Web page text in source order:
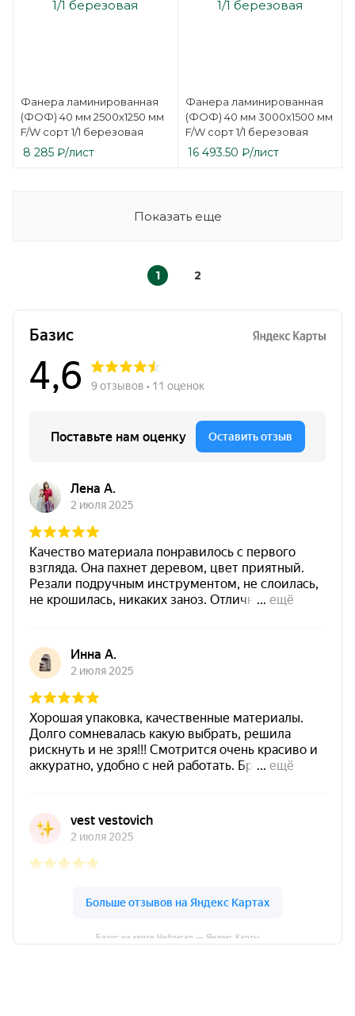
Фанера ламинированная
(ФОФ) 40 мм 2500х1250 мм
F/W сорт 1/1 березовая
8 285 ₽/лист
Фанера ламинированная
(ФОФ) 40 мм 3000х1500 мм
F/W сорт 1/1 березовая
16 493.50 ₽/лист
Показать еще
1 2
Базис на карте Чебоксар — Яндекс Карты